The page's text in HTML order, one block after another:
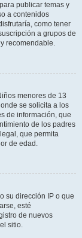
publicar temas y
a contenidos
como tener
a grupos de
recomendable.
menores de 13
se solicita a los
de información, que
de los padres
que permita
de edad.
su dirección IP o que
esté
de nuevos
sitio.